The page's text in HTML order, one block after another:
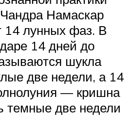
Намаскар
14 лунных фаз. В
14 дней до
шукла
две недели, а 14
— кришна
темные две недели